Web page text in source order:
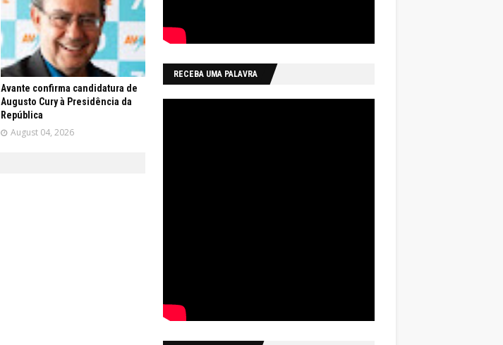
Avante confirma candidatura de
Augusto Cury à Presidência da
República
August 04, 2026
RECEBA UMA PALAVRA